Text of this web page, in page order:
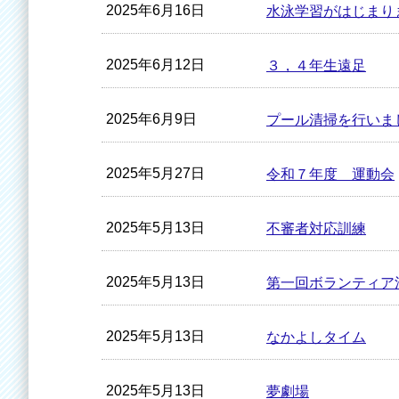
2025年6月16日 水泳学習がはじまり
2025年6月12日 ３，４年生遠足
2025年6月9日 プール清掃を行いま
2025年5月27日 令和７年度 運動会
2025年5月13日 不審者対応訓練
2025年5月13日 第一回ボランティア
2025年5月13日 なかよしタイム
2025年5月13日 夢劇場